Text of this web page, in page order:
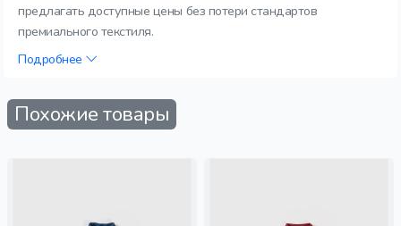
предлагать доступные цены без потери стандартов
премиального текстиля.
Подробнее
Похожие товары